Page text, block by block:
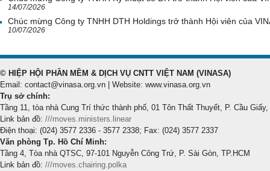
14/07/2026
Chúc mừng Công ty TNHH DTH Holdings trở thành Hội viên của
10/07/2026
© HIỆP HỘI PHẦN MỀM & DỊCH VỤ CNTT VIỆT NAM (VINASA)
Email: contact@vinasa.org.vn | Website: www.vinasa.org.vn
Trụ sở chính:
Tầng 11, tòa nhà Cung Trí thức thành phố, 01 Tôn Thất Thuyết, P. Cầu Giấy,
Link bản đồ: ///moves.ministers.linear
Điện thoại: (024) 3577 2336 - 3577 2338; Fax: (024) 3577 2337
Văn phòng Tp. Hồ Chí Minh:
Tầng 4, Tòa nhà QTSC, 97-101 Nguyễn Công Trứ, P. Sài Gòn, TP.HCM
Link bản đồ: ///moves.chairing.polka